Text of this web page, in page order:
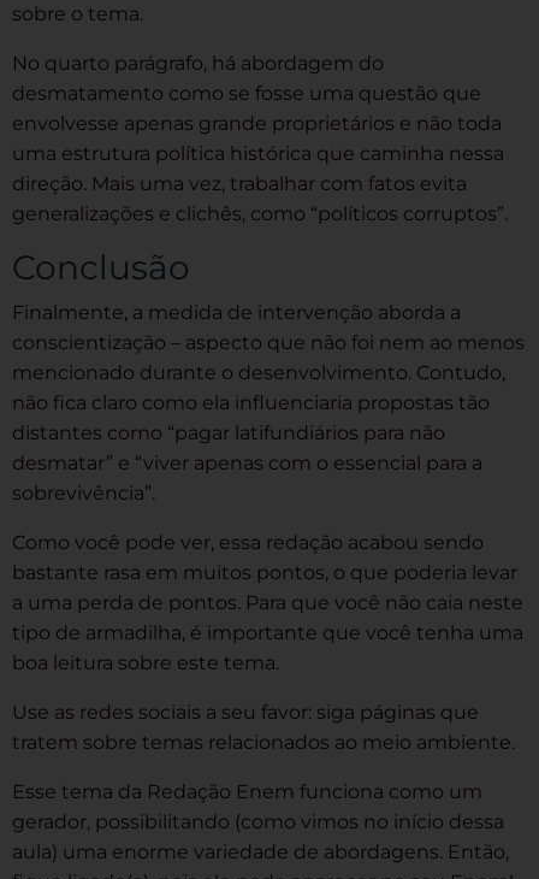
sobre o tema.
No quarto parágrafo, há abordagem do
desmatamento como se fosse uma questão que
envolvesse apenas grande proprietários e não toda
uma estrutura política histórica que caminha nessa
direção. Mais uma vez, trabalhar com fatos evita
generalizações e clichês, como “políticos corruptos”.
Conclusão
Finalmente, a medida de intervenção aborda a
conscientização – aspecto que não foi nem ao menos
mencionado durante o desenvolvimento. Contudo,
não fica claro como ela influenciaria propostas tão
distantes como “pagar latifundiários para não
desmatar” e “viver apenas com o essencial para a
sobrevivência”.
Como você pode ver, essa redação acabou sendo
bastante rasa em muitos pontos, o que poderia levar
a uma perda de pontos. Para que você não caia neste
tipo de armadilha, é importante que você tenha uma
boa leitura sobre este tema.
Use as redes sociais a seu favor: siga páginas que
tratem sobre temas relacionados ao meio ambiente.
Esse tema da Redação Enem funciona como um
gerador, possibilitando (como vimos no início dessa
aula) uma enorme variedade de abordagens. Então,